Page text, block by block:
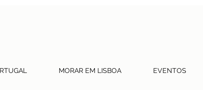
MORAR EM LISBOA EVENTOS